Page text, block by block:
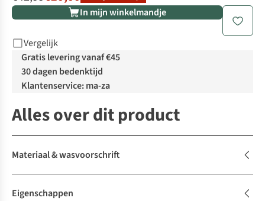
In mijn winkelmandje
Vergelijk
Gratis levering vanaf €45
30 dagen bedenktijd
Klantenservice: ma-za
Alles over dit product
Materiaal & wasvoorschrift
Eigenschappen